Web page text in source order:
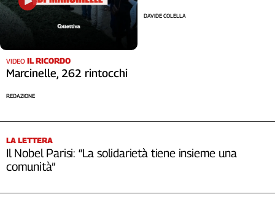
VIDEO IL RICORDO
Marcinelle, 262 rintocchi
REDAZIONE
DAVIDE COLELLA
LA LETTERA
Il Nobel Parisi: “La solidarietà tiene insieme una
comunità”